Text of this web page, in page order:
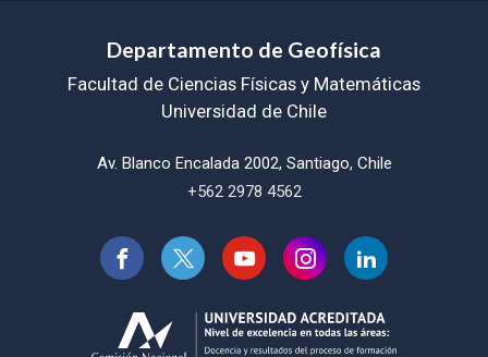
Departamento de Geofísica
Facultad de Ciencias Físicas y Matemáticas
Universidad de Chile
Av. Blanco Encalada 2002, Santiago, Chile
+562 2978 4562